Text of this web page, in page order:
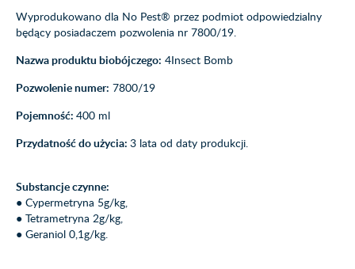
Wyprodukowano dla No Pest® przez podmiot odpowiedzialny
będący posiadaczem pozwolenia nr 7800/19.
Nazwa produktu biobójczego: 4Insect Bomb
Pozwolenie numer: 7800/19
Pojemność: 400 ml
Przydatność do użycia: 3 lata od daty produkcji.
Substancje czynne:
● Cypermetryna 5g/kg,
● Tetrametryna 2g/kg,
● Geraniol 0,1g/kg.